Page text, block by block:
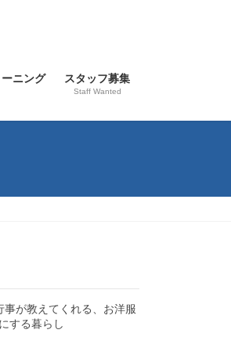
ニング スタッフ募集
Staff Wanted
事が教えてくれる、お洋服
する暮らし